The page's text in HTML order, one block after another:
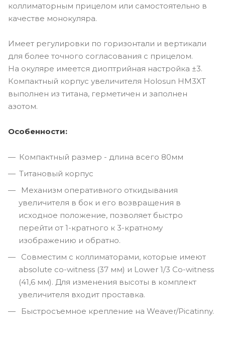
коллиматорным прицелом или самостоятельно в
качестве монокуляра.
Имеет регулировки по горизонтали и вертикали
для более точного согласования с прицелом.
На окуляре имеется диоптрийная настройка ±3.
Компактный корпус увеличителя Holosun HM3XT
выполнен из титана, герметичен и заполнен
азотом.
Особенности:
Компактный размер - длина всего 80мм
Титановый корпус
Механизм оперативного откидывания
увеличителя в бок и его возвращения в
исходное положение, позволяет быстро
перейти от 1-кратного к 3-кратному
изображению и обратно.
Совместим с коллиматорами, которые имеют
absolute co-witness (37 мм) и Lower 1/3 Co-witness
(41,6 мм). Для изменения высоты в комплект
увеличителя входит проставка.
Быстросъемное крепление на Weaver/Piсatinny.